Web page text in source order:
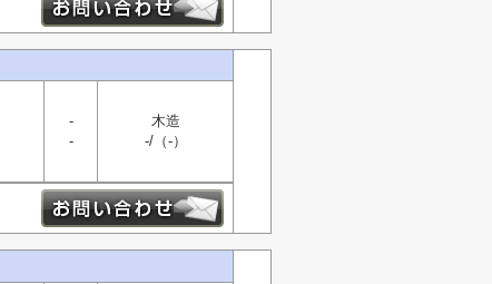
-
-
木造
-/（-）